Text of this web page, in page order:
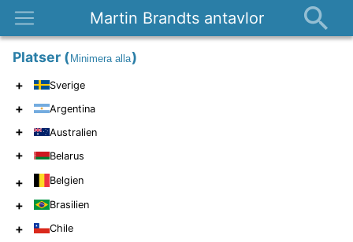
Martin Brandts antavlor
Platser
Om
Kontakt
Platser (Minimera alla)
+ Sverige
+ Argentina
+ Australien
+ Belarus
+ Belgien
+ Brasilien
+ Chile